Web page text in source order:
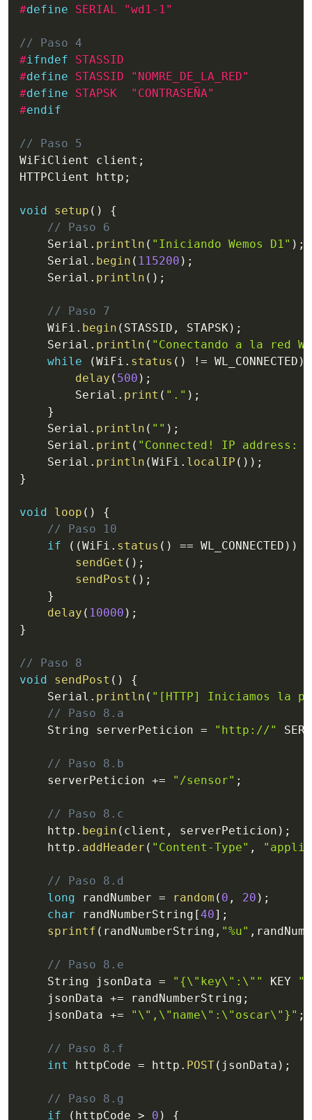
#define SERIAL "wd1-1"
// Paso 4
#ifndef STASSID
#define STASSID "NOMRE_DE_LA_RED"
#define STAPSK  "CONTRASEÑA"
#endif
// Paso 5
WiFiClient client ;
HTTPClient http ;
void setup ( )
{
// Paso 6
    Serial
. println ( "Iniciando Wemos D1" ) ;
    Serial
. begin ( 115200 ) ;
    Serial
. println ( ) ;
// Paso 7
    WiFi
. begin ( STASSID , STAPSK) ;
    Serial
. println ( "Conectando a la red
while
(WiFi . status ( ) != WL_CONNECTED )
delay ( 500 ) ;
        Serial
. print ( "." ) ;
}
    Serial
. println ( "" ) ;
    Serial
. print ( "Connected! IP address: "
    Serial
. println (WiFi . localIP ( ) ) ;
}
void loop ( )
{
// Paso 10
if
( (WiFi . status ( ) == WL_CONNECTED ) )
sendGet ( ) ;
sendPost ( ) ;
}
delay ( 10000 ) ;
}
// Paso 8
void
sendPost ( )
{
    Serial
. println ( "[HTTP] Iniciamos la
// Paso 8.a
    String serverPeticion
= "http://"
// Paso 8.b
    serverPeticion
+= "/sensor" ;
// Paso 8.c
    http
. begin ( client , serverPeticion ) ;
    http
. addHeader ( "Content-Type" ,
// Paso 8.d
long randNumber = random ( 0 , 20 ) ;
char randNumberString [40] ;
sprintf ( randNumberString , "%u" ,
// Paso 8.e
    String jsonData
= "{\"key\":\"" KEY
    jsonData
+= randNumberString ;
    jsonData
+= "\",\"name\":\"oscar\"}" ;
// Paso 8.f
int
httpCode = http . POST( jsonData ) ;
// Paso 8.g
if
( httpCode > 0 ) {